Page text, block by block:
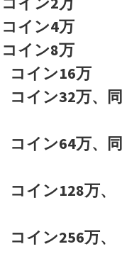
イン4万
イン8万
コイン16万
コイン32万、同
コイン64万、同
イン128万、
イン256万、